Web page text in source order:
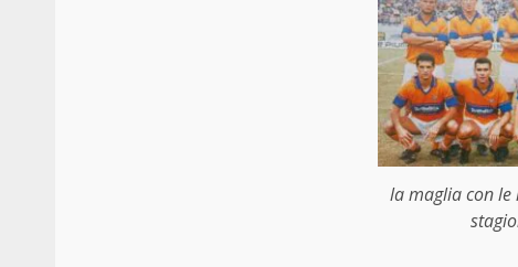
la maglia con